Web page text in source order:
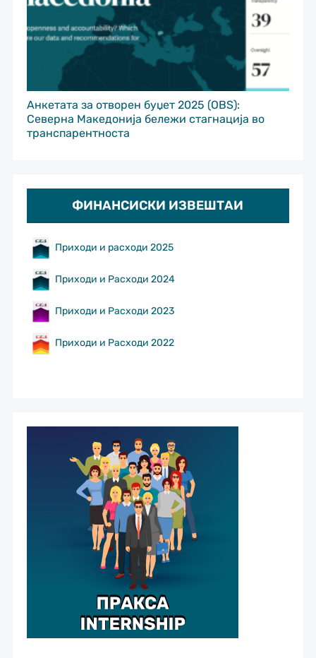
Анкетата за отворен буџет 2025 (OBS):
Северна Македонија бележи стагнација во
транспарентноста
ФИНАНСИСКИ ИЗВЕШТАИ
Приходи и расходи 2025
Приходи и Расходи 2024
Приходи и Расходи 2023
Приходи и Расходи 2022